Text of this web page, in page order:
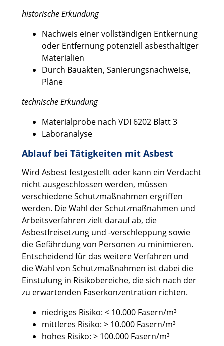
historische Erkundung
Nachweis einer vollständigen Entkernung
oder Entfernung potenziell asbesthaltiger
Materialien
Durch Bauakten, Sanierungsnachweise,
Pläne
technische Erkundung
Materialprobe nach VDI 6202 Blatt 3
Laboranalyse
Ablauf bei Tätigkeiten mit Asbest
Wird Asbest festgestellt oder kann ein Verdacht
nicht ausgeschlossen werden, müssen
verschiedene Schutzmaßnahmen ergriffen
werden. Die Wahl der Schutzmaßnahmen und
Arbeitsverfahren zielt darauf ab, die
Asbestfreisetzung und -verschleppung sowie
die Gefährdung von Personen zu minimieren.
Entscheidend für das weitere Verfahren und
die Wahl von Schutzmaßnahmen ist dabei die
Einstufung in Risikobereiche, die sich nach der
zu erwartenden Faserkonzentration richten.
niedriges Risiko: < 10.000 Fasern/m³
mittleres Risiko: > 10.000 Fasern/m³
hohes Risiko: > 100.000 Fasern/m³